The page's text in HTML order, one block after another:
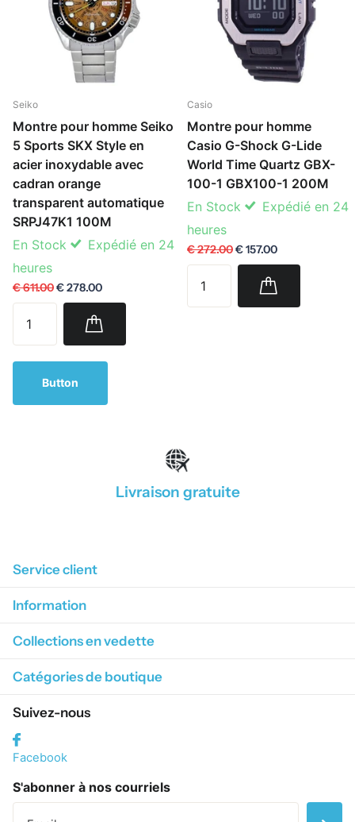
Seiko
Montre pour homme Seiko
5 Sports SKX Style en
acier inoxydable avec
cadran orange
transparent automatique
SRPJ47K1 100M
En Stock
Expédié en 24
heures
€ 611.00€ 278.00
Casio
Montre pour homme
Casio G-Shock G-Lide
World Time Quartz GBX-
100-1 GBX100-1 200M
En Stock
Expédié en 24
heures
€ 272.00€ 157.00
Button
Livraison gratuite
Service client
Information
Collections en vedette
Catégories de boutique
Suivez-nous
Facebook
S'abonner à nos courriels